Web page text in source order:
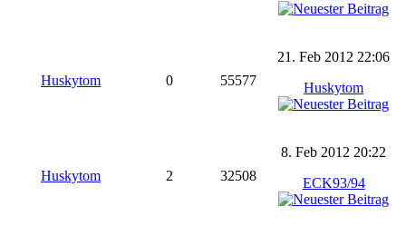
Huskytom 0 55577
21. Feb 2012 22:06
Huskytom
Huskytom 2 32508
8. Feb 2012 20:22
ECK93/94